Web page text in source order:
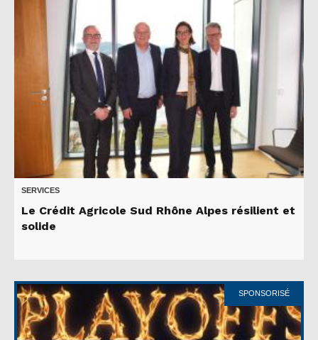
SERVICES
Le Crédit Agricole Sud Rhône Alpes résilient et
solide
SPONSORISÉ